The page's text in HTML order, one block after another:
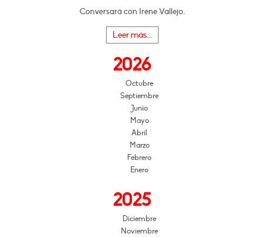
Conversará con Irene Vallejo.
Leer más...
2026
Octubre
Septiembre
Junio
Mayo
Abril
Marzo
Febrero
Enero
2025
Diciembre
Noviembre